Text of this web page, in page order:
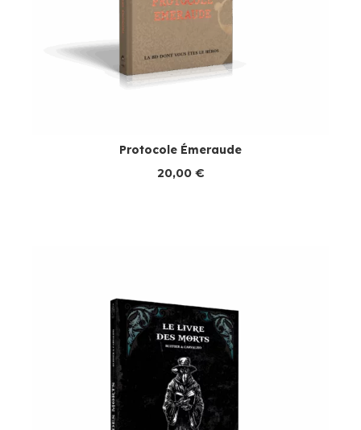
Protocole Émeraude
20,00 €